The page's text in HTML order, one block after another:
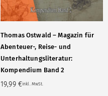
Thomas Ostwald – Magazin für
Abenteuer-, Reise- und
Unterhaltungsliteratur:
Kompendium Band 2
19,99 €inkl. MwSt.